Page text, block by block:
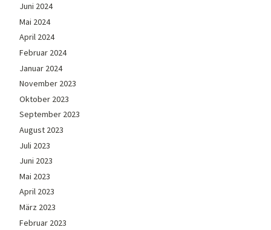
Juni 2024
Mai 2024
April 2024
Februar 2024
Januar 2024
November 2023
Oktober 2023
September 2023
August 2023
Juli 2023
Juni 2023
Mai 2023
April 2023
März 2023
Februar 2023